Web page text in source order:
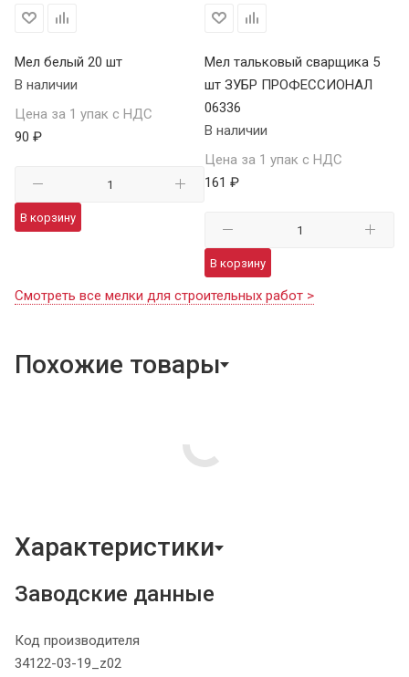
Мел белый 20 шт
В наличии
Цена за 1 упак с НДС
90 ₽
В корзину
Мел тальковый сварщика 5
шт ЗУБР ПРОФЕССИОНАЛ
06336
В наличии
Цена за 1 упак с НДС
161 ₽
В корзину
Смотреть все мелки для строительных работ >
Похожие товары
Характеристики
Заводские данные
Код производителя
34122-03-19_z02